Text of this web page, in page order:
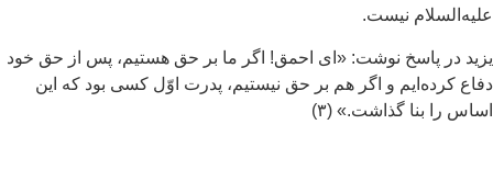
نیست.
در پاسخ نوشت: «ای احمق! اگر ما بر حق هستیم، پس از حق خود
کرده‌ایم و اگر هم بر حق نیستیم، پدرت اوّل کسی بود که این
را بنا گذاشت.» (۳)